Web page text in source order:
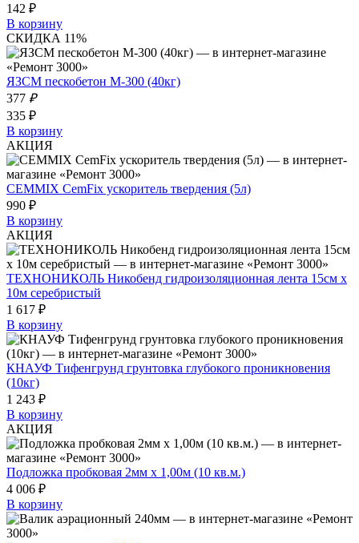
142 ₽
В корзину
СКИДКА 11%
ЯЗСМ пескобетон М-300 (40кг)
377 ₽
335 ₽
В корзину
АКЦИЯ
CEMMIX CemFix ускоритель твердения (5л)
990 ₽
В корзину
АКЦИЯ
ТЕХНОНИКОЛЬ Никобенд гидроизоляционная лента 15см х
10м серебристый
1 617 ₽
В корзину
КНАУФ Тифенгрунд грунтовка глубокого проникновения
(10кг)
1 243 ₽
В корзину
АКЦИЯ
Подложка пробковая 2мм х 1,00м (10 кв.м.)
4 006 ₽
В корзину